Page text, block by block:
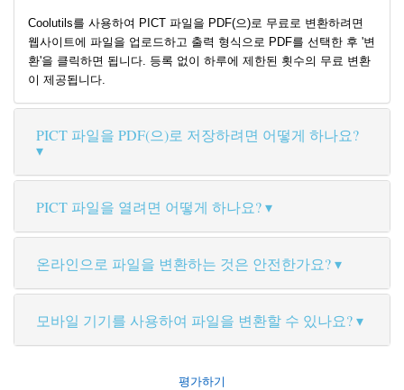
Coolutils를 사용하여 PICT 파일을 PDF(으)로 무료로 변환하려면
웹사이트에 파일을 업로드하고 출력 형식으로 PDF를 선택한 후 '변
환'을 클릭하면 됩니다. 등록 없이 하루에 제한된 횟수의 무료 변환
이 제공됩니다.
PICT 파일을 PDF(으)로 저장하려면 어떻게 하나요?
PICT 파일을 열려면 어떻게 하나요?
온라인으로 파일을 변환하는 것은 안전한가요?
모바일 기기를 사용하여 파일을 변환할 수 있나요?
평가하기